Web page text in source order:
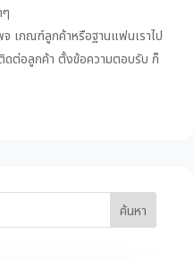
จ เกณฑ์ลูกค้าหรือฐานแฟนเราไป
ต่อลูกค้า ตั้งข้อความตอบรับ ก็
ค้นหา